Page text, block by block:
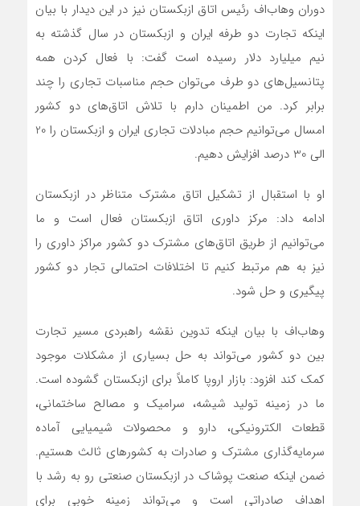
دوران وهاب‌اف رئیس اتاق ازبکستان نیز در این دیدار با بیان
اینکه تجارت دو طرفه ایران و ازبکستان در سال گذشته به
نیم میلیارد دلار رسیده است گفت: با فعال کردن همه
پتانسیل‌های دو طرف می‌توان حجم مناسبات تجاری را چند
برابر کرد. من اطمینان دارم با تلاش اتاق‌های دو کشور
امسال می‌توانیم حجم مبادلات تجاری ایران و ازبکستان را 20
الی 30 درصد افزایش دهیم.
او با استقبال از تشکیل اتاق مشترک متناظر در ازبکستان
ادامه داد: مرکز داوری اتاق ازبکستان فعال است و ما
می‌توانیم از طریق اتاق‌های مشترک دو کشور مراکز داوری را
نیز به هم مرتبط کنیم تا اختلافات احتمالی تجار دو کشور
پیگیری و حل شود.
وهاب‌اف با بیان اینکه تدوین نقشه راهبردی مسیر تجارت
بین دو کشور می‌تواند به حل بسیاری از مشکلات موجود
کمک کند افزود: بازار اروپا کاملاً برای ازبکستان گشوده است.
ما در زمینه تولید شیشه، سرامیک و مصالح ساختمانی،
قطعات الکترونیکی، دارو و محصولات شیمیایی آماده
سرمایه‌گذاری مشترک و صادرات به کشورهای ثالث هستیم.
ضمن اینکه صنعت پوشاک در ازبکستان صنعتی رو به رشد با
اهداف صادراتی است و می‌تواند زمینه خوبی برای